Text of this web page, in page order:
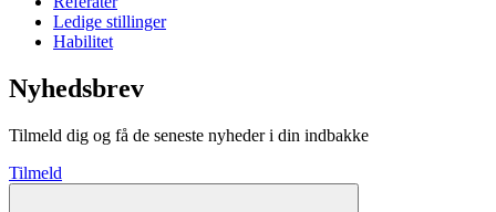
Ledige stillinger
Habilitet
Nyhedsbrev
Tilmeld dig og få de seneste nyheder i din indbakke
Tilmeld